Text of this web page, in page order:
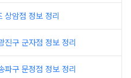
상암점 정보 정리
진구 군자점 정보 정리
파구 문정점 정보 정리